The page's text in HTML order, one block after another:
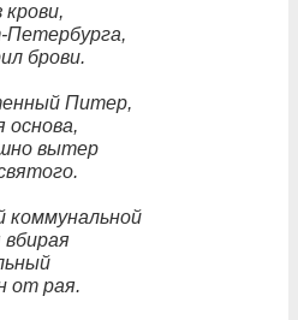
крови,
Петербурга,
брови.
Питер,
основа,
вытер
коммунальной
вбирая
от рая.